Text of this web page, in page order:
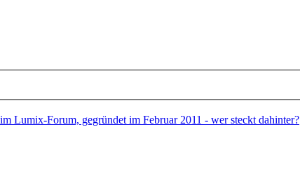
Lumix-Forum, gegründet im Februar 2011 - wer steckt dahinter?